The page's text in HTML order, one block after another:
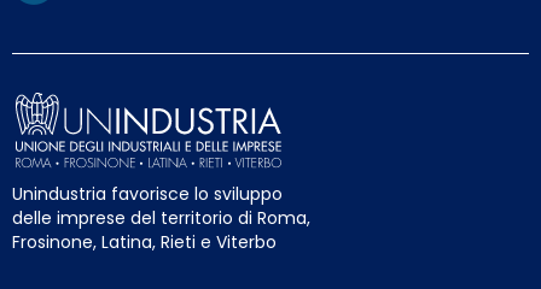
Unindustria favorisce lo sviluppo
delle imprese del territorio di Roma,
Frosinone, Latina, Rieti e Viterbo